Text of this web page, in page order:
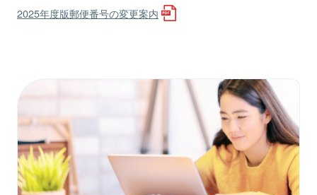
2025年度版郵便番号の変更案内